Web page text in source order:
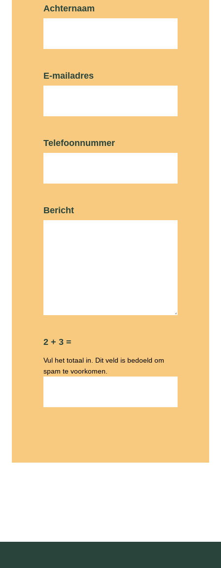
Achternaam
E-mailadres
Telefoonnummer
Bericht
2 + 3 =
Vul het totaal in. Dit veld is bedoeld om
spam te voorkomen.